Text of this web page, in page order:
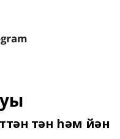
тән һәм йән